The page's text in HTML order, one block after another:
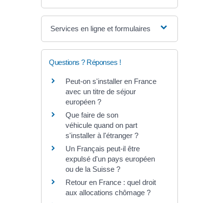
Services en ligne et formulaires
Questions ? Réponses !
Peut-on s'installer en France
avec un titre de séjour
européen ?
Que faire de son
véhicule quand on part
s'installer à l'étranger ?
Un Français peut-il être
expulsé d'un pays européen
ou de la Suisse ?
Retour en France : quel droit
aux allocations chômage ?